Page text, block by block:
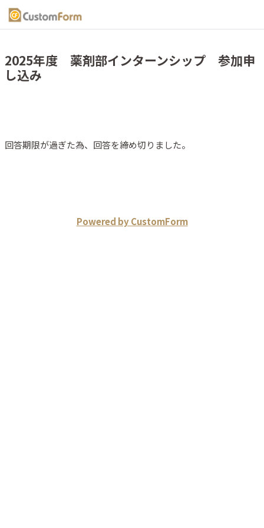
2025年度 薬剤部インターンシップ 参加申
し込み
回答期限が過ぎた為、回答を締め切りました。
Powered by CustomForm